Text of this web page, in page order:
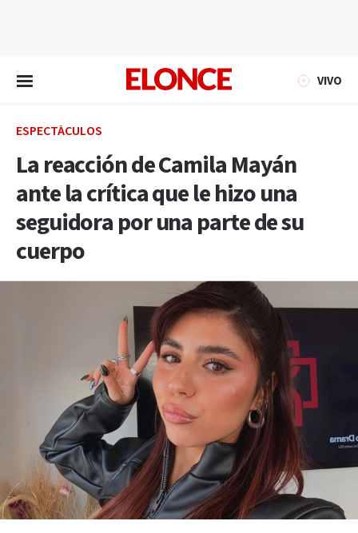
VIVO
ESPECTÁCULOS
La reacción de Camila Mayán
ante la crítica que le hizo una
seguidora por una parte de su
cuerpo